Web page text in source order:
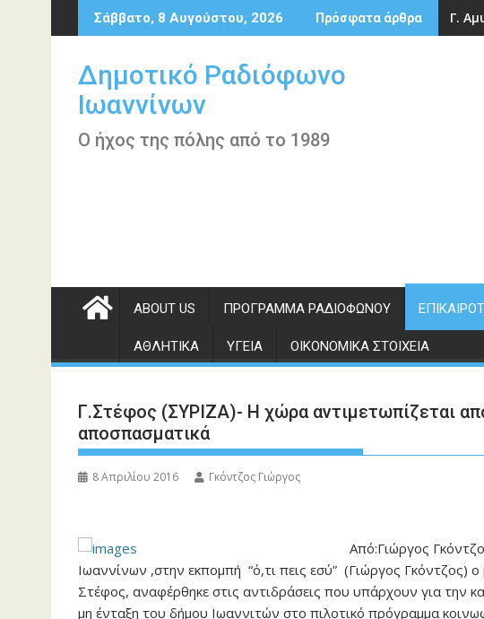
Περάστε
στο
Σάββατο, 8 Αυγούστου, 2026 Πρόσφατα άρθρα Γ.
Δημοτικό Ραδιόφωνο
Ιωαννίνων
Ο ήχος της πόλης από το 1989
ABOUT US ΠΡΌΓΡΑΜΜΑ ΡΑΔΙΟΦΏΝΟΥ
ΑΘΛΗΤΙΚΆ ΥΓΕΊΑ ΟΙΚΟΝΟΜΙΚΆ ΣΤΟΙΧΕΊΑ
Γ.Στέφος (ΣΥΡΙΖΑ)- Η χώρα αντιμετωπίζεται
αποσπασματικά
8 Απριλίου 2016 Γκόντζος Γιώργος
Από:Γιώργος
Ιωαννίνων ,στην εκπομπή “ό,τι πεις εσύ” (Γιώργος Γκόντζος)
Στέφος, αναφέρθηκε στις αντιδράσεις που υπάρχουν για την
μη ένταξη του δήμου Ιωαννιτών στο πιλοτικό πρόγραμμα